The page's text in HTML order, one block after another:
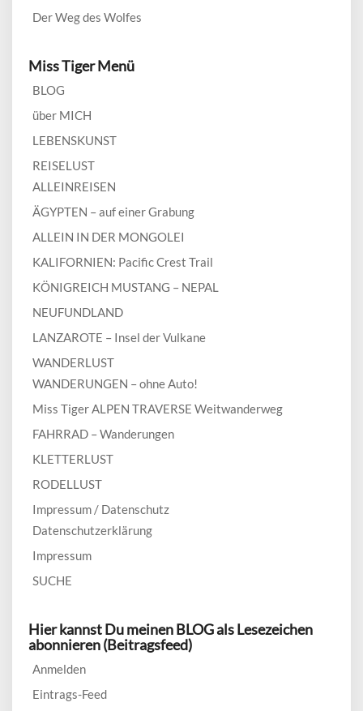
Der Weg des Wolfes
Miss Tiger Menü
BLOG
über MICH
LEBENSKUNST
REISELUST
ALLEINREISEN
ÄGYPTEN – auf einer Grabung
ALLEIN IN DER MONGOLEI
KALIFORNIEN: Pacific Crest Trail
KÖNIGREICH MUSTANG – NEPAL
NEUFUNDLAND
LANZAROTE – Insel der Vulkane
WANDERLUST
WANDERUNGEN – ohne Auto!
Miss Tiger ALPEN TRAVERSE Weitwanderweg
FAHRRAD – Wanderungen
KLETTERLUST
RODELLUST
Impressum / Datenschutz
Datenschutzerklärung
Impressum
SUCHE
Hier kannst Du meinen BLOG als Lesezeichen
abonnieren (Beitragsfeed)
Anmelden
Eintrags-Feed